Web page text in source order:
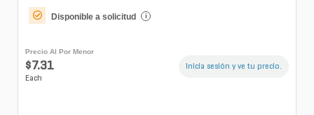
Disponible a solicitud i
Precio Al Por Menor
$7.31
Each
Inicia sesión y ve tu precio.